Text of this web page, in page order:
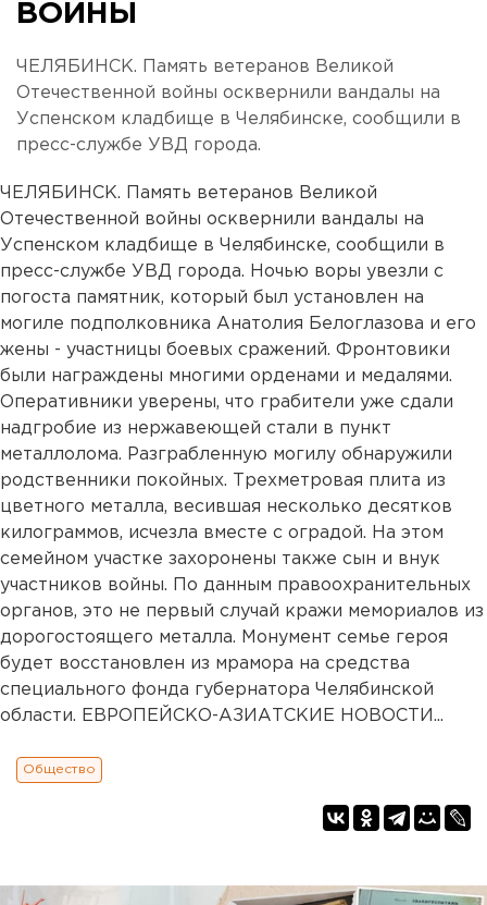
ВОЙНЫ
ЧЕЛЯБИНСК. Память ветеранов Великой
Отечественной войны осквернили вандалы на
Успенском кладбище в Челябинске, сообщили в
пресс-службе УВД города.
ЧЕЛЯБИНСК. Память ветеранов Великой
Отечественной войны осквернили вандалы на
Успенском кладбище в Челябинске, сообщили в
пресс-службе УВД города. Ночью воры увезли с
погоста памятник, который был установлен на
могиле подполковника Анатолия Белоглазова и его
жены - участницы боевых сражений. Фронтовики
были награждены многими орденами и медалями.
Оперативники уверены, что грабители уже сдали
надгробие из нержавеющей стали в пункт
металлолома. Разграбленную могилу обнаружили
родственники покойных. Трехметровая плита из
цветного металла, весившая несколько десятков
килограммов, исчезла вместе с оградой. На этом
семейном участке захоронены также сын и внук
участников войны. По данным правоохранительных
органов, это не первый случай кражи мемориалов из
дорогостоящего металла. Монумент семье героя
будет восстановлен из мрамора на средства
специального фонда губернатора Челябинской
области. ЕВРОПЕЙСКО-АЗИАТСКИЕ НОВОСТИ...
Общество